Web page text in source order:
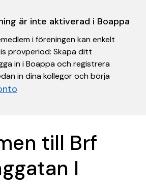
är inte aktiverad i Boappa
i föreningen kan enkelt
provperiod: Skapa ditt
in i Boappa och registrera
in dina kollegor och börja
till Brf
I